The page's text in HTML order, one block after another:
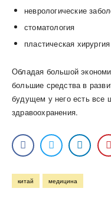
неврологические
стоматология
пластическая
Обладая большой
большие средства в
будущем у него есть все
здравоохранения.
китай медицина